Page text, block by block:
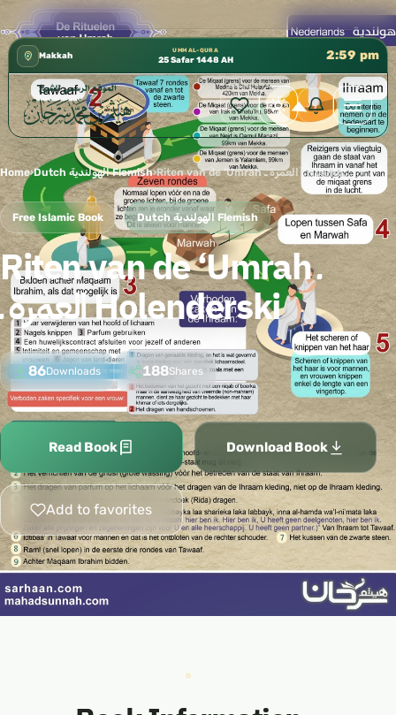
كتب الشيخ هيثم سرحان حفظه الله متوفرة مجانًا في المسجد
Makkah
UMM AL-QURA
25 Safar 1448 AH 2:59 pm
Home› Dutch الهولندية Flemish› Riten van de ‘Umrah ـ العمرة ـ Holenderski
Free Islamic Book Dutch الهولندية Flemish
Riten van de ‘Umrah ـ
العمرة ـ Holenderski
86Downloads 188Shares
Read Book Download Book
Add to favorites